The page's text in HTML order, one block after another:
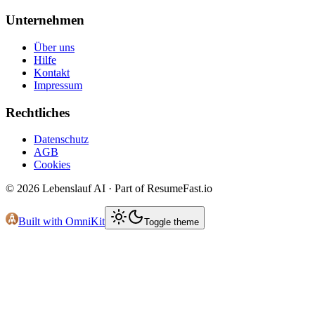
Unternehmen
Über uns
Hilfe
Kontakt
Impressum
Rechtliches
Datenschutz
AGB
Cookies
© 2026 Lebenslauf AI · Part of ResumeFast.io
Built with OmniKit Toggle theme